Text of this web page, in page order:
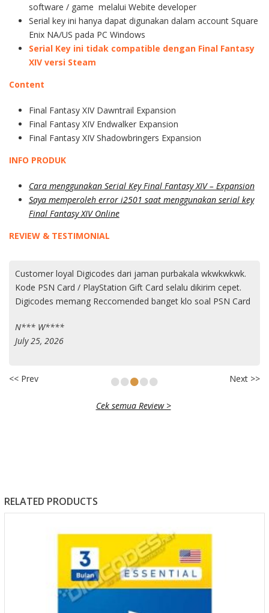
software / game melalui Webite developer
Serial key ini hanya dapat digunakan dalam account Square
Enix NA/US pada PC Windows
Serial Key ini tidak compatible dengan Final Fantasy
XIV versi Steam
Content
Final Fantasy XIV Dawntrail Expansion
Final Fantasy XIV Endwalker Expansion
Final Fantasy XIV Shadowbringers Expansion
INFO PRODUK
Cara menggunakan Serial Key Final Fantasy XIV – Expansion
Saya memperoleh error i2501 saat menggunakan serial key
Final Fantasy XIV Online
REVIEW & TESTIMONIAL
Layanan cepat, kode Apple Gift Card US$25 langsung
diterima di email dan sukses diredeem ke Apple ID! Great Job!
July 1, 2026